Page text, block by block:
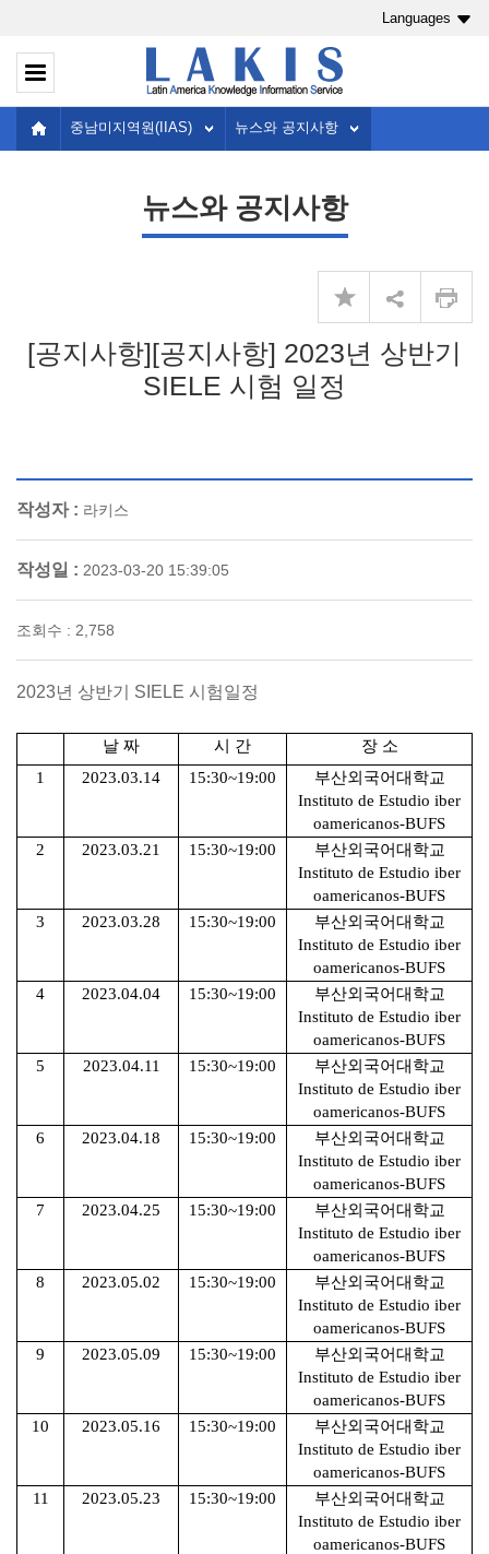
Languages
중남미지역원(IIAS) 뉴스와 공지사항
뉴스와 공지사항
[공지사항][공지사항] 2023년 상반기
SIELE 시험 일정
작성자 : 라키스
작성일 : 2023-03-20 15:39:05
조회수 : 2,758
2023년 상반기 SIELE 시험일정
날 짜 시 간
장 소
1
2023.03.14 15:30~19:00
부산외국어대학교
Instituto de Estudio iber
oamericanos-BUFS
2
2023.03.21 15:30~19:00
부산외국어대학교
Instituto de Estudio iber
oamericanos-BUFS
3
2023.03.28 15:30~19:00
부산외국어대학교
Instituto de Estudio iber
oamericanos-BUFS
4
2023.04.04 15:30~19:00
부산외국어대학교
Instituto de Estudio iber
oamericanos-BUFS
5
2023.04.11 15:30~19:00
부산외국어대학교
Instituto de Estudio iber
oamericanos-BUFS
6
2023.04.18 15:30~19:00
부산외국어대학교
Instituto de Estudio iber
oamericanos-BUFS
7
2023.04.25 15:30~19:00
부산외국어대학교
Instituto de Estudio iber
oamericanos-BUFS
8
2023.05.02 15:30~19:00
부산외국어대학교
Instituto de Estudio iber
oamericanos-BUFS
9
2023.05.09 15:30~19:00
부산외국어대학교
Instituto de Estudio iber
oamericanos-BUFS
10
2023.05.16 15:30~19:00
부산외국어대학교
Instituto de Estudio iber
oamericanos-BUFS
11
2023.05.23 15:30~19:00
부산외국어대학교
Instituto de Estudio iber
oamericanos-BUFS